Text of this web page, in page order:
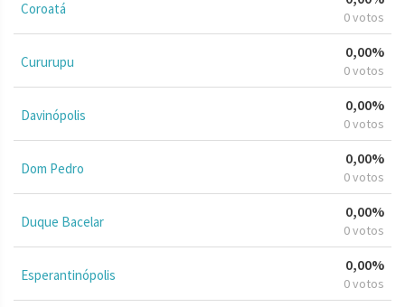
Coroatá 0 votos
Cururupu
0,00%
0 votos
Davinópolis
0,00%
0 votos
Dom Pedro
0,00%
0 votos
Duque Bacelar
0,00%
0 votos
Esperantinópolis
0,00%
0 votos